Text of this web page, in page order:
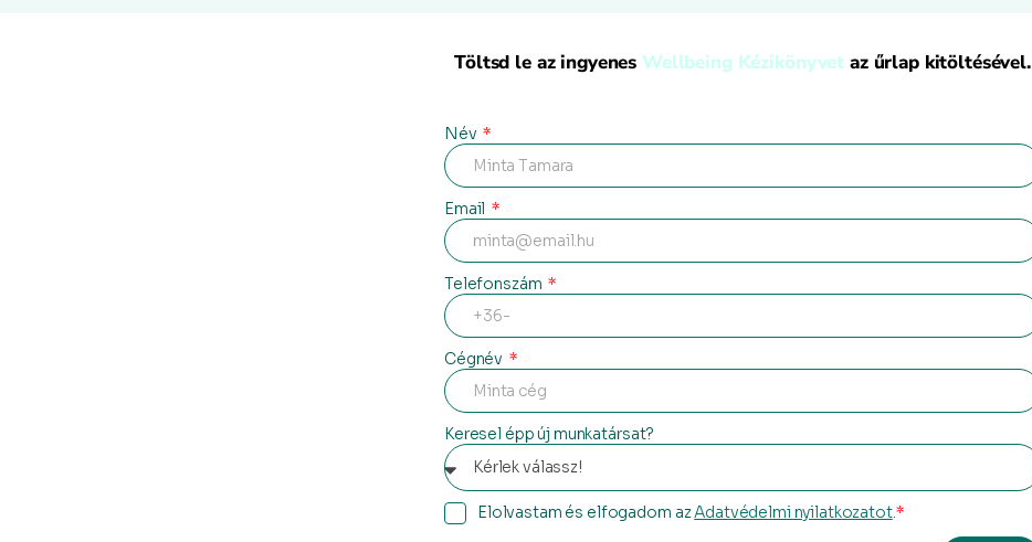
Töltsd le az ingyenesWellbeing Kézikönyvet az űrlap kitöltésével.
Név
Email
Telefonszám
Cégnév
Keresel épp új munkatársat?
Elolvastam és elfogadom azAdatvédelmi nyilatkozatot.*